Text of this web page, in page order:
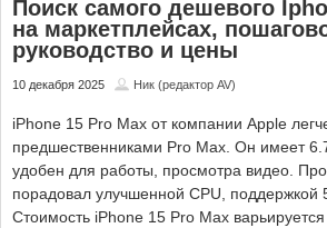
Поиск самого дешевого
на маркетплейсах,
руководство и цены
10 декабря 2025 Ник (редактор AV)
iPhone 15 Pro Max от компании Apple
предшественниками Pro Max. Он имеет
удобен для работы, просмотра видео.
порадовал улучшенной CPU, поддержкой
Стоимость iPhone 15 Pro Max